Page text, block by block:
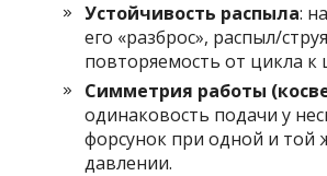
Устойчивость распыла:
его «разброс», распыл/
повторяемость от цикла к
Симметрия работы
одинаковость подачи у
форсунок при одной и той
давлении.